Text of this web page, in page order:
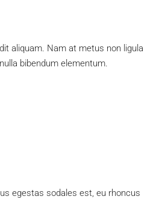
aliquam. Nam at metus non ligula
bibendum elementum.
egestas sodales est, eu rhoncus